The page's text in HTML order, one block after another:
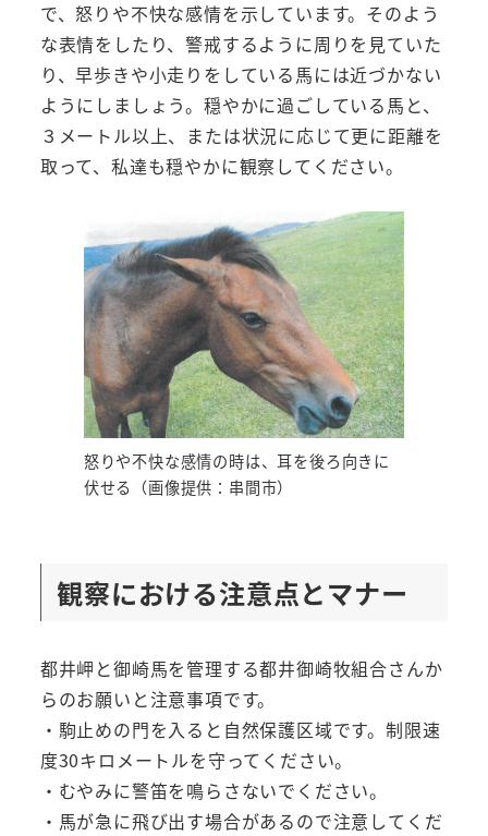
で、怒りや不快な感情を示しています。そのよう
な表情をしたり、警戒するように周りを見ていた
り、早歩きや小走りをしている馬には近づかない
ようにしましょう。穏やかに過ごしている馬と、
３メートル以上、または状況に応じて更に距離を
取って、私達も穏やかに観察してください。
怒りや不快な感情の時は、耳を後ろ向きに
伏せる（画像提供：串間市）
観察における注意点とマナー
都井岬と御崎馬を管理する都井御崎牧組合さんか
らのお願いと注意事項です。
・駒止めの門を入ると自然保護区域です。制限速
度30キロメートルを守ってください。
・むやみに警笛を鳴らさないでください。
・馬が急に飛び出す場合があるので注意してくだ